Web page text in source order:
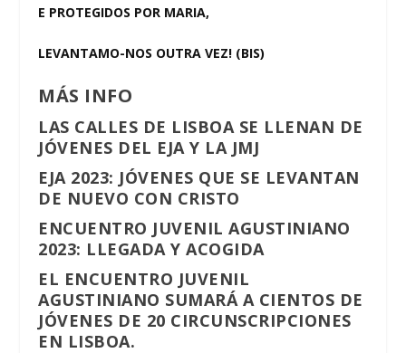
E PROTEGIDOS POR MARIA,
LEVANTAMO-NOS OUTRA VEZ! (BIS)
MÁS INFO
LAS CALLES DE LISBOA SE LLENAN DE
JÓVENES DEL EJA Y LA JMJ
EJA 2023: JÓVENES QUE SE LEVANTAN
DE NUEVO CON CRISTO
ENCUENTRO JUVENIL AGUSTINIANO
2023: LLEGADA Y ACOGIDA
EL ENCUENTRO JUVENIL
AGUSTINIANO SUMARÁ A CIENTOS DE
JÓVENES DE 20 CIRCUNSCRIPCIONES
EN LISBOA.